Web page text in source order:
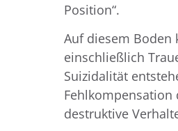
Position“.
Auf diesem Boden
einschließlich
Suizidalität
destruktive